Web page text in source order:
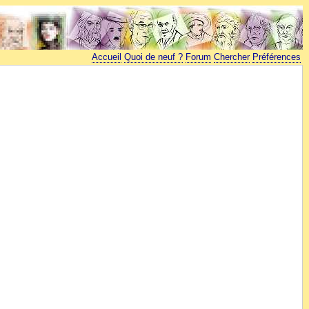
Accueil Quoi de neuf ? Forum Chercher Préférences